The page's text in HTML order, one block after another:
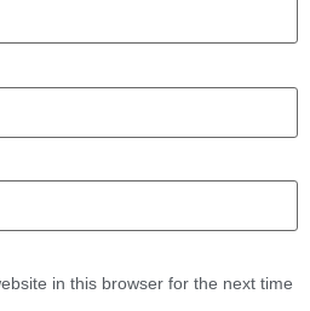
in this browser for the next time